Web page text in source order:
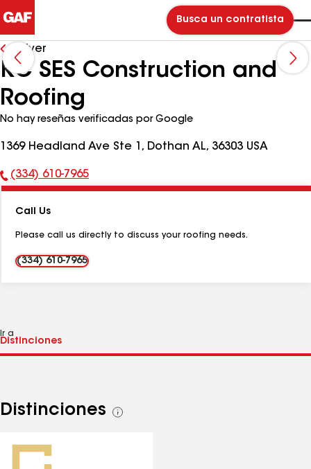
Busca un contratista
Volver
KC SES Construction and
Roofing
No hay reseñas verificadas por Google
1369 Headland Ave Ste 1, Dothan AL, 36303 USA
Número
teléfono:
(334) 610-7965
Call Us
Please call us directly to discuss your roofing needs.
(334) 610-7965
Ir a
Distinciones
Ver